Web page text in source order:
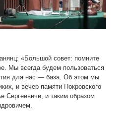
«Большой совет: помните
Мы всегда будем пользоваться
для нас — база. Об этом мы
и вечер памяти Покровского
Сергеевиче, и таким образом